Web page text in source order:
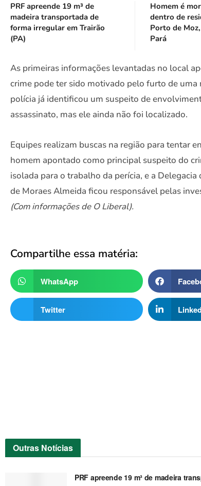
PRF apreende 19 m³ de
madeira transportada de
forma irregular em Trairão
(PA)
Homem é
dentro de
Porto de
Pará
As primeiras informações levantadas no local
crime pode ter sido motivado pelo furto de uma
polícia já identificou um suspeito de
assassinato, mas ele ainda não foi localizado.
Equipes realizam buscas na região para tentar
homem apontado como principal suspeito do
isolada para o trabalho da perícia, e a Delegacia
de Moraes Almeida ficou responsável pelas
(Com informações de O Liberal).
Compartilhe essa matéria:
WhatsApp
Twitter
Outras Notícias
PRF apreende 19 m³ de madeira